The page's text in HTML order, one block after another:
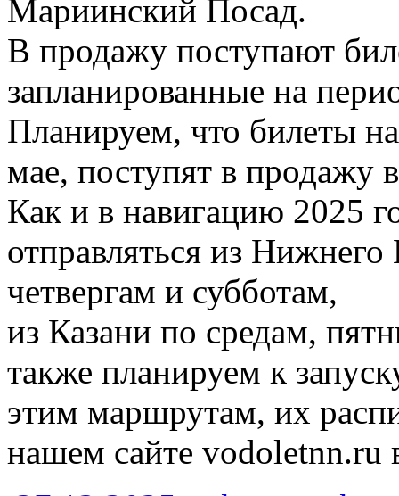
Мариинский Посад.
В продажу поступают
запланированные на
Планируем, что билеты
мае, поступят в продажу
Как и в навигацию 2025
отправляться из
четвергам и субботам,
из Казани по средам,
также планируем к
этим маршрутам, их
нашем сайте vodoletnn.ru